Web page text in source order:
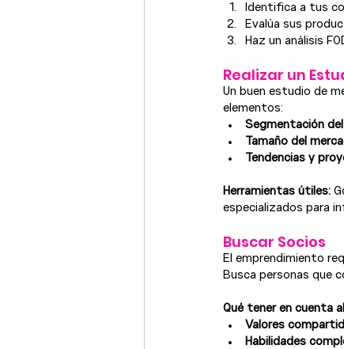
Identifica a tus
Evalúa sus
Haz un análisis
Realizar un
Un buen estudio de
elementos:
Segmentación
Tamaño del
Tendencias y
Herramientas útiles:
especializados para
Buscar Socios
El emprendimiento
Busca personas que
Qué tener en cuenta
Valores
Habilidades